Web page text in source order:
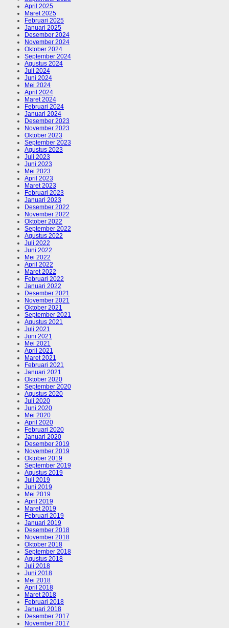
April 2025
Maret 2025
Februari 2025
Januari 2025
Desember 2024
November 2024
Oktober 2024
September 2024
Agustus 2024
Juli 2024
Juni 2024
Mei 2024
April 2024
Maret 2024
Februari 2024
Januari 2024
Desember 2023
November 2023
Oktober 2023
September 2023
Agustus 2023
Juli 2023
Juni 2023
Mei 2023
April 2023
Maret 2023
Februari 2023
Januari 2023
Desember 2022
November 2022
Oktober 2022
September 2022
Agustus 2022
Juli 2022
Juni 2022
Mei 2022
April 2022
Maret 2022
Februari 2022
Januari 2022
Desember 2021
November 2021
Oktober 2021
September 2021
Agustus 2021
Juli 2021
Juni 2021
Mei 2021
April 2021
Maret 2021
Februari 2021
Januari 2021
Oktober 2020
September 2020
Agustus 2020
Juli 2020
Juni 2020
Mei 2020
April 2020
Februari 2020
Januari 2020
Desember 2019
November 2019
Oktober 2019
September 2019
Agustus 2019
Juli 2019
Juni 2019
Mei 2019
April 2019
Maret 2019
Februari 2019
Januari 2019
Desember 2018
November 2018
Oktober 2018
September 2018
Agustus 2018
Juli 2018
Juni 2018
Mei 2018
April 2018
Maret 2018
Februari 2018
Januari 2018
Desember 2017
November 2017